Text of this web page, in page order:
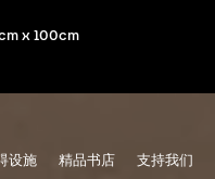
设施 精品书店 支持我们
x 100cm